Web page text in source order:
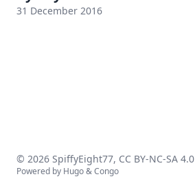
31 December 2016
© 2026 SpiffyEight77, CC BY-NC-SA 4.0
Powered by Hugo&Congo